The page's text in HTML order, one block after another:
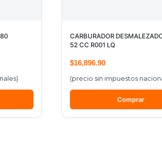
CARBURADOR
52 CC R001 LQ
$16,896.90
(precio sin impuestos
Comprar